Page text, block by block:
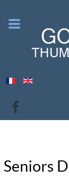
Seniors